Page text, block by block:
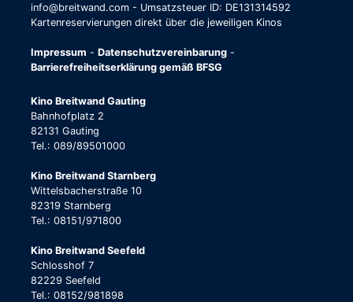
info@breitwand.com - Umsatzsteuer ID: DE131314592
Kartenreservierungen direkt über die jeweiligen Kinos
Impressum - Datenschutzvereinbarung -
Barrierefreiheitserklärung gemäß BFSG
Kino Breitwand Gauting
Bahnhofplatz 2
82131 Gauting
Tel.: 089/89501000
Kino Breitwand Starnberg
Wittelsbacherstraße 10
82319 Starnberg
Tel.: 08151/971800
Kino Breitwand Seefeld
Schlosshof 7
82229 Seefeld
Tel.: 08152/981898